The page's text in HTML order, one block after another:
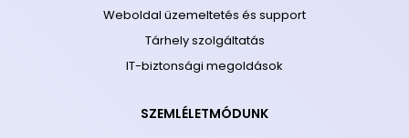
Weboldal üzemeltetés és support
Tárhely szolgáltatás
IT-biztonsági megoldások
SZEMLÉLETMÓDUNK